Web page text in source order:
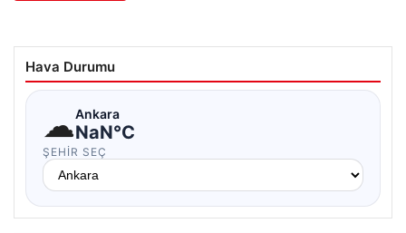
Hava Durumu
☁Ankara
NaN°C
ŞEHIR SEÇ